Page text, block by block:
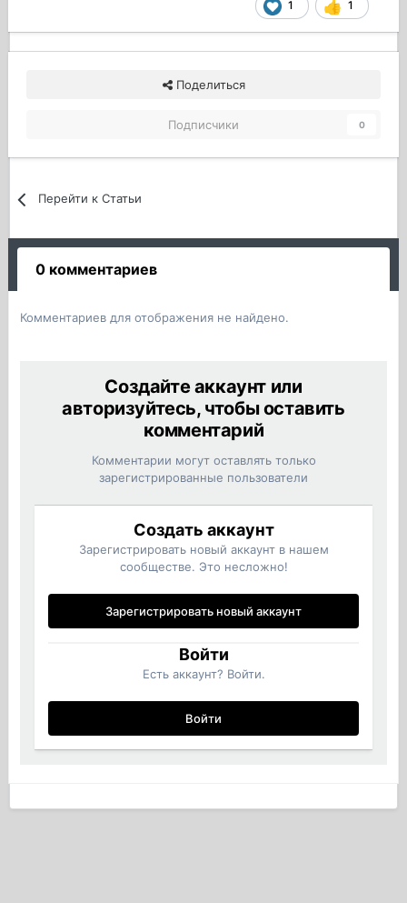
1 1
Поделиться
Подписчики 0
Перейти к Статьи
0 комментариев
Комментариев для отображения не найдено.
Создайте аккаунт или
авторизуйтесь, чтобы оставить
комментарий
Комментарии могут оставлять только
зарегистрированные пользователи
Создать аккаунт
Зарегистрировать новый аккаунт в нашем
сообществе. Это несложно!
Зарегистрировать новый аккаунт
Войти
Есть аккаунт? Войти.
Войти